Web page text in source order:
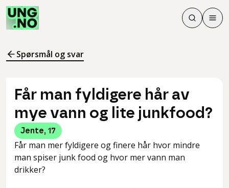
Søk
Søk
Meny
Spørsmål og svar
Får man fyldigere hår av
mye vann og lite junkfood?
Jente, 17
Får man mer fyldigere og finere hår hvor mindre
man spiser junk food og hvor mer vann man
drikker?